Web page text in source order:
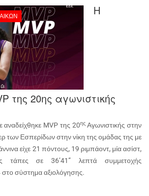
Η
της 20ης αγωνιστικής
αναδείχθηκε MVP της 20ηςΑγωνιστικής στην
των Εσπερίδων στην νίκη της ομάδας της με
είχε 21 πόντους, 19 ριμπάοντ, μία ασίστ,
τάπες σε 36’41’’ λεπτά συμμετοχής
σύστημα αξιολόγησης.